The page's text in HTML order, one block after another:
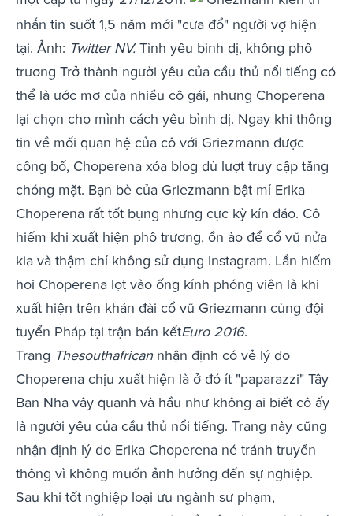
nhắn tin suốt 1,5 năm mới "cưa đổ" người vợ hiện
tại. Ảnh: Twitter NV.Tình yêu bình dị, không phô
trương Trở thành người yêu của cầu thủ nổi tiếng có
thể là ước mơ của nhiều cô gái, nhưng Choperena
lại chọn cho mình cách yêu bình dị. Ngay khi thông
tin về mối quan hệ của cô với Griezmann được
công bố, Choperena xóa blog dù lượt truy cập tăng
chóng mặt. Bạn bè của Griezmann bật mí Erika
Choperena rất tốt bụng nhưng cực kỳ kín đáo. Cô
hiếm khi xuất hiện phô trương, ồn ào để cổ vũ nửa
kia và thậm chí không sử dụng Instagram. Lần hiếm
hoi Choperena lọt vào ống kính phóng viên là khi
xuất hiện trên khán đài cổ vũ Griezmann cùng đội
tuyển Pháp tại trận bán kếtEuro 2016.
Trang Thesouthafricannhận định có vẻ lý do
Choperena chịu xuất hiện là ở đó ít "paparazzi" Tây
Ban Nha vây quanh và hầu như không ai biết cô ấy
là người yêu của cầu thủ nổi tiếng. Trang này cũng
nhận định lý do Erika Choperena né tránh truyền
thông vì không muốn ảnh hưởng đến sự nghiệp.
Sau khi tốt nghiệp loại ưu ngành sư phạm,